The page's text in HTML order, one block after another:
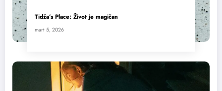
Tidža’s Place: Život je magičan
mart 5, 2026